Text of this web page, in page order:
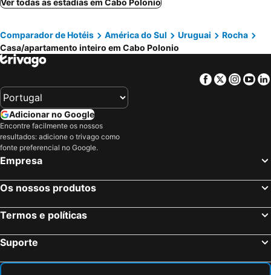
Ver todas as estadias em Cabo Polonio
Comparador de Hotéis América do Sul Uruguai
Rocha
Casa/apartamento inteiro em Cabo Polonio
Facebook
Twitter
Adicionar no Google
Encontre facilmente os nossos
resultados: adicione o trivago como
fonte preferencial no Google.
Empresa
Os nossos produtos
Termos e políticas
Suporte